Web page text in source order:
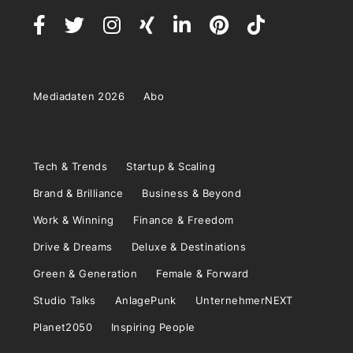
Mediadaten 2026 Abo
Tech & Trends Startup & Scaling
Brand & Brilliance Business & Beyond
Work & Winning Finance & Freedom
Drive & Dreams Deluxe & Destinations
Green & Generation Female & Forward
Studio Talks AnlagePunk UnternehmerNEXT
Planet2050 Inspiring People